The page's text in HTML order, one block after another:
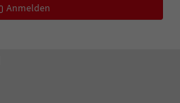
Anmelden